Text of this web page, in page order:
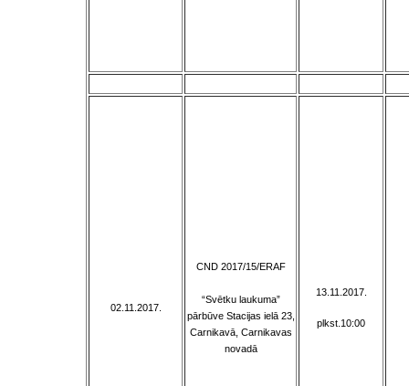
02.11.2017.
CND 2017/15/ERAF
“Svētku laukuma”
pārbūve Stacijas ielā 23,
Carnikavā, Carnikavas
novadā
13.11.2017.
plkst.10:00